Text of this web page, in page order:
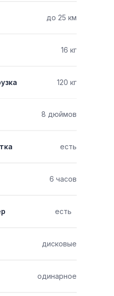
до 25 км
16 кг
120 кг
8 дюймов
есть
6 часов
есть
дисковые
одинарное